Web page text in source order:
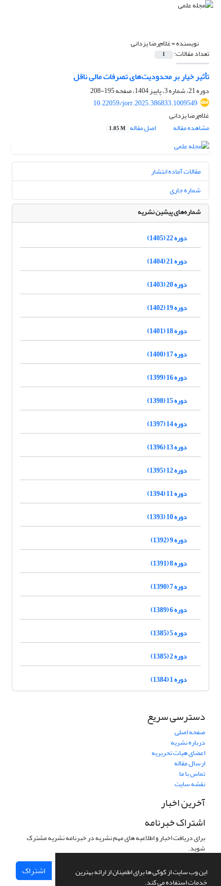
این وب سایت از کوکی ها برای اطمینان از ارائه بهترین
خدمات استفاده می کند.
نویسنده =غلام‌رضا یزدانی
تعداد مقالات: 1
تأثیر خیار بر محدودیت‌های تصرفات مالی ناقل
دوره 21، شماره 3، پاییز 1404، صفحه
195-208
10.22059/jorr.2025.386833.1009549
غلام‌رضا یزدانی
مشاهده مقاله
اصل مقاله 1.05 M
مقالات آماده انتشار
شماره جاری
شماره‌های پیشین نشریه
دوره 22 (1405)
دوره 21 (1404)
دوره 20 (1403)
دوره 19 (1402)
دوره 18 (1401)
دوره 17 (1400)
دوره 16 (1399)
دوره 15 (1398)
دوره 14 (1397)
دوره 13 (1396)
دوره 12 (1395)
دوره 11 (1394)
دوره 10 (1393)
دوره 9 (1392)
دوره 8 (1391)
دوره 7 (1390)
دوره 6 (1389)
دوره 5 (1385)
دوره 2 (1385)
دوره 1 (1384)
دسترسی سریع
صفحه اصلی
درباره نشریه
اعضای هیات تحریریه
ارسال مقاله
تماس با ما
نقشه سایت
آخرین اخبار
اشتراک خبرنامه
برای دریافت اخبار و اطلاعیه های مهم نشریه در خبرنامه نشریه مشترک
شوید.
اشتراک